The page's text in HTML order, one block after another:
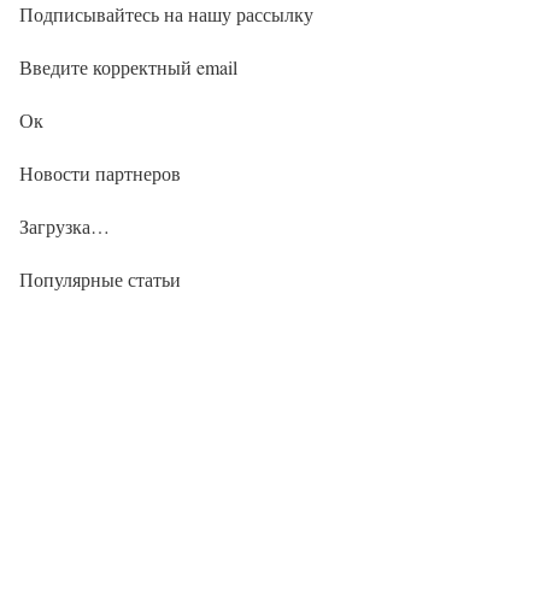
Подписывайтесь на нашу рассылку
Введите корректный email
Ок
Новости партнеров
Загрузка…
Популярные статьи